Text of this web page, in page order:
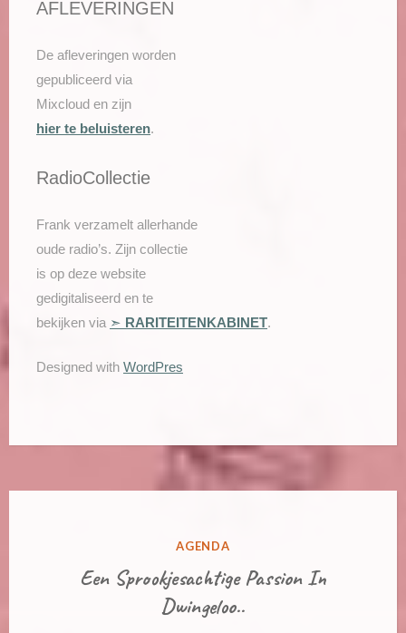
AFLEVERINGEN
De afleveringen worden
gepubliceerd via
Mixcloud en zijn
hier te beluisteren.
RadioCollectie
Frank verzamelt allerhande
oude radio’s. Zijn collectie
is op deze website
gedigitaliseerd en te
bekijken via ➣ RARITEITENKABINET.
Designed with WordPres
GEPLAATST
AGENDA
Een Sprookjesachtige Passion In
Dwingeloo..